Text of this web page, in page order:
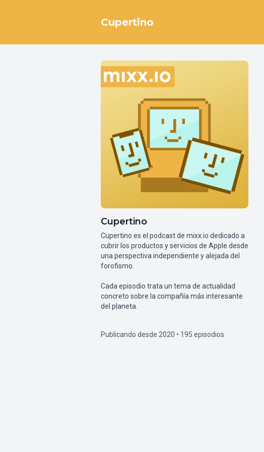
Cupertino
Cupertino
Cupertino es el podcast de mixx.io dedicado a
cubrir los productos y servicios de Apple desde
una perspectiva independiente y alejada del
forofismo.
Cada episodio trata un tema de actualidad
concreto sobre la compañía más interesante
del planeta.
Publicando desde 2020 • 195 episodios